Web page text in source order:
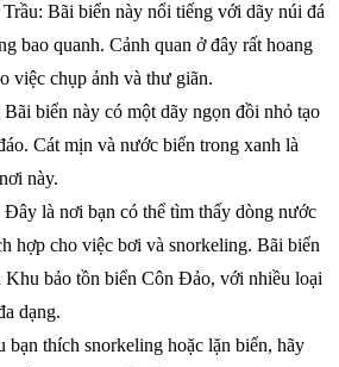
Bãi biển này nổi tiếng với dãy núi đá
bao quanh. Cảnh quan ở đây rất hoang
việc chụp ảnh và thư giãn.
biển này có một dãy ngọn đồi nhỏ tạo
Cát mịn và nước biển trong xanh là
này.
là nơi bạn có thể tìm thấy dòng nước
hợp cho việc bơi và snorkeling. Bãi biển
Khu bảo tồn biển Côn Đảo, với nhiều loại
dạng.
bạn thích snorkeling hoặc lặn biển, hãy